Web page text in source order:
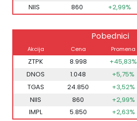
NIIS
860 +2,99%
Pobednici
Akcija Cena Promena
ZTPK 8.998 +45,83%
DNOS
1.048 +5,75%
TGAS
24.850 +3,52%
NIIS
860 +2,99%
IMPL
5.850 +2,63%